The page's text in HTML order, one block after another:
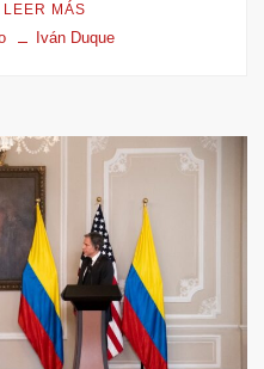
LEER MÁS
Iván Duque